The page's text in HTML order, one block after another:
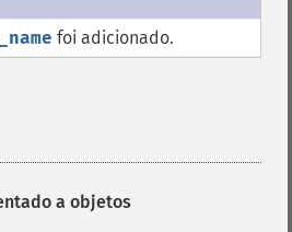
foi adicionado.
a objetos